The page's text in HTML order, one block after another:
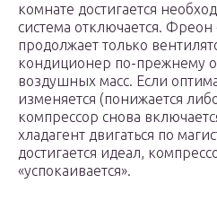
комнате достигается
система отключается. Фреон
продолжает только
кондиционер по-прежнему
воздушных масс. Если
изменяется (понижается
компрессор снова
хладагент двигаться по
достигается идеал,
«успокаивается».